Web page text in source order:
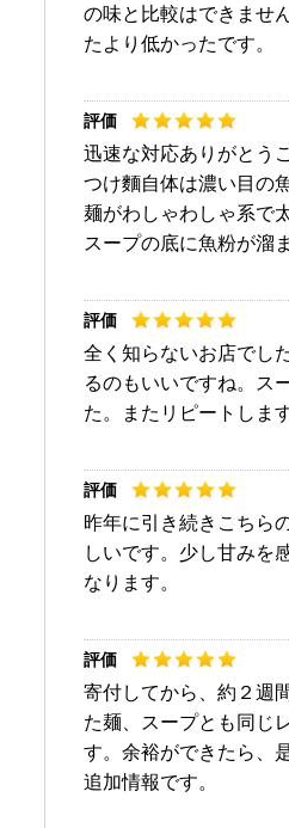
の味と比較はできませ
たより低かったです。
迅速な対応ありがとう
つけ麵自体は濃い目の
麺がわしゃわしゃ系で
スープの底に魚粉が溜
全く知らないお店でし
るのもいいですね。ス
た。またリピートします
昨年に引き続きこちら
しいです。少し甘みを
なります。
寄付してから、約２週
た麺、スープとも同じ
す。余裕ができたら、
追加情報です。